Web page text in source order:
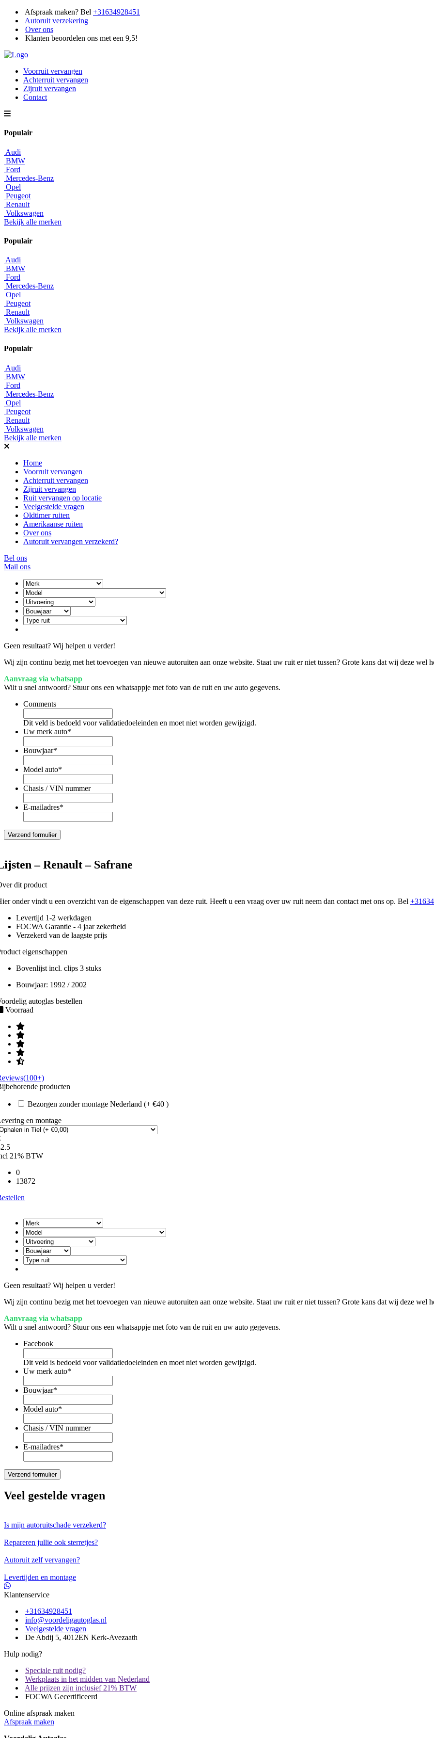
Afspraak maken? Bel +31634928451
Autoruit verzekering
Over ons
Klanten beoordelen ons met een 9,5!
Voorruit vervangen
Achterruit vervangen
Zijruit vervangen
Contact
Populair
Audi
BMW
Ford
Mercedes-Benz
Opel
Peugeot
Renault
Volkswagen
Bekijk alle merken
Populair
Audi
BMW
Ford
Mercedes-Benz
Opel
Peugeot
Renault
Volkswagen
Bekijk alle merken
Populair
Audi
BMW
Ford
Mercedes-Benz
Opel
Peugeot
Renault
Volkswagen
Bekijk alle merken
Home
Voorruit vervangen
Achterruit vervangen
Zijruit vervangen
Ruit vervangen op locatie
Veelgestelde vragen
Oldtimer ruiten
Amerikaanse ruiten
Over ons
Autoruit vervangen verzekerd?
Bel ons
Mail ons
Geen resultaat? Wij helpen u verder!
Wij zijn continu bezig met het toevoegen van nieuwe autoruiten aan onze website. Staat uw ruit er niet tussen? Grote kans dat wij deze
Aanvraag via whatsapp
Wilt u snel antwoord? Stuur ons een whatsappje met foto van de ruit en uw auto gegevens.
Comments
Dit veld is bedoeld voor validatiedoeleinden en moet niet worden gewijzigd.
Uw merk auto*
Bouwjaar*
Model auto*
Chasis / VIN nummer
E-mailadres*
– Renault – Safrane
dit product
onder vindt u een overzicht van de eigenschappen van deze ruit. Heeft u een vraag over uw ruit neem dan contact met ons op. Bel
Levertijd 1-2 werkdagen
FOCWA Garantie - 4 jaar zekerheid
Verzekerd van de laagste prijs
eigenschappen
Bovenlijst incl. clips 3 stuks
Bouwjaar: 1992 / 2002
autoglas bestellen
Voorraad
producten
Bezorgen zonder montage Nederland (+ €40 )
en montage
21% BTW
0
13872
Geen resultaat? Wij helpen u verder!
Wij zijn continu bezig met het toevoegen van nieuwe autoruiten aan onze website. Staat uw ruit er niet tussen? Grote kans dat wij deze
Aanvraag via whatsapp
Wilt u snel antwoord? Stuur ons een whatsappje met foto van de ruit en uw auto gegevens.
Facebook
Dit veld is bedoeld voor validatiedoeleinden en moet niet worden gewijzigd.
Uw merk auto*
Bouwjaar*
Model auto*
Chasis / VIN nummer
E-mailadres*
Veel gestelde vragen
Is mijn autoruitschade verzekerd?
Repareren jullie ook sterretjes?
Autoruit zelf vervangen?
Levertijden en montage
Klantenservice
+31634928451
info@voordeligautoglas.nl
Veelgestelde vragen
De Abdij 5, 4012EN Kerk-Avezaath
Hulp nodig?
Speciale ruit nodig?
Werkplaats in het midden van Nederland
Alle prijzen zijn inclusief 21% BTW
FOCWA Gecertificeerd
Online afspraak maken
Afspraak maken